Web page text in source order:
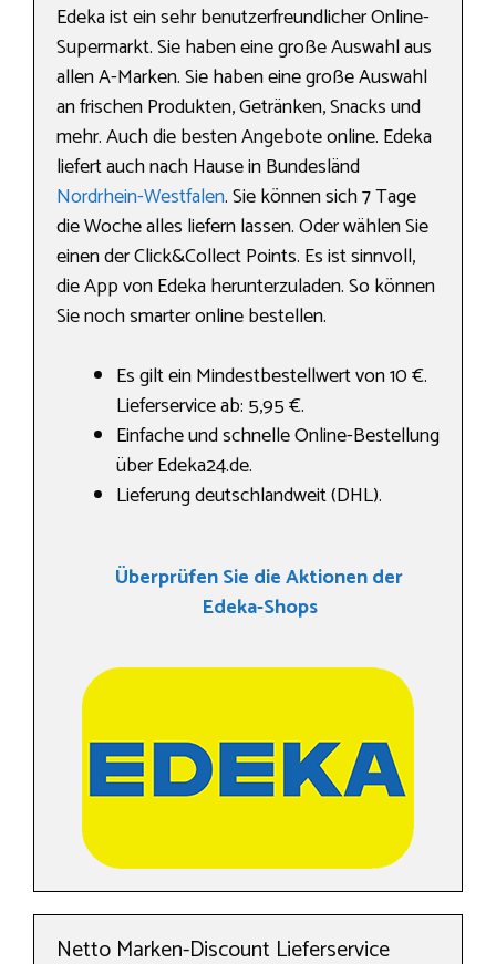
Edeka ist ein sehr benutzerfreundlicher Online-
Supermarkt. Sie haben eine große Auswahl aus
allen A-Marken. Sie haben eine große Auswahl
an frischen Produkten, Getränken, Snacks und
mehr. Auch die besten Angebote online. Edeka
liefert auch nach Hause in Bundesländ
Nordrhein-Westfalen. Sie können sich 7 Tage
die Woche alles liefern lassen. Oder wählen Sie
einen der Click&Collect Points. Es ist sinnvoll,
die App von Edeka herunterzuladen. So können
Sie noch smarter online bestellen.
Es gilt ein Mindestbestellwert von 10 €.
Lieferservice ab: 5,95 €.
Einfache und schnelle Online-Bestellung
über Edeka24.de.
Lieferung deutschlandweit (DHL).
Überprüfen Sie die Aktionen der
Edeka-Shops
Netto Marken-Discount Lieferservice